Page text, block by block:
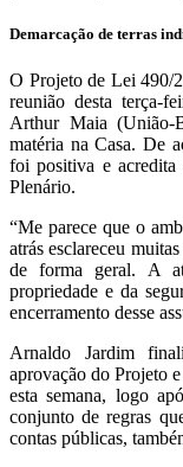
Demarcação de terras
O Projeto de Lei 490/
reunião desta terça-
Arthur Maia (União-
matéria na Casa. De
foi positiva e acredita
Plenário.
“Me parece que o
atrás esclareceu
de forma geral. A
propriedade e da
encerramento desse
Arnaldo Jardim
aprovação do Projeto
esta semana, logo
conjunto de regras
contas públicas,